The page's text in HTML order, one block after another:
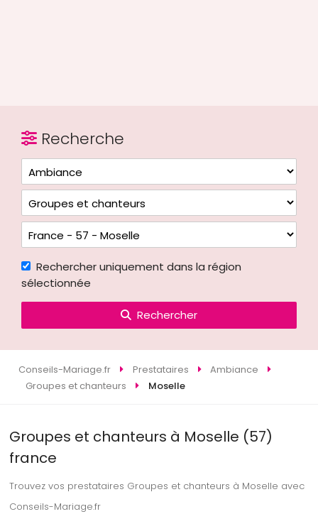
Recherche
Rechercher uniquement dans la région
sélectionnée
Rechercher
Conseils-Mariage.fr Prestataires
Ambiance
Groupes et chanteurs
Moselle
Groupes et chanteurs à Moselle (57)
france
Trouvez vos prestataires Groupes et chanteurs à Moselle avec
Conseils-Mariage.fr